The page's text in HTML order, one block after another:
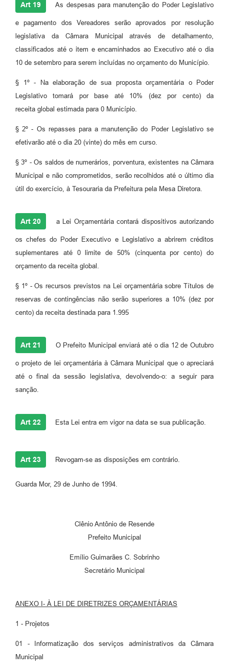
Art 19 As despesas para manutenção do Poder Legislativo
e pagamento dos Vereadores serão aprovados por resolução
legislativa da Câmara Municipal através de detalhamento,
classificados até o item e encaminhados ao Executivo até o dia
10 de setembro para serem incluídas no orçamento do Município.
§ 1º - Na elaboração de sua proposta orçamentária o Poder
Legislativo tomará por base até 10% (dez por cento) da
receita global estimada para 0 Município.
§ 2º - Os repasses para a manutenção do Poder Legislativo se
efetivarão até o dia 20 (vinte) do mês em curso.
§ 3º - Os saldos de numerários, porventura, existentes na Câmara
Municipal e não comprometidos, serão recolhidos até o último dia
útil do exercício, à Tesouraria da Prefeitura pela Mesa Diretora.
Art 20 a Lei Orçamentária contará dispositivos autorizando
os chefes do Poder Executivo e Legislativo a abrirem créditos
suplementares até 0 limite de 50% (cinquenta por cento) do
orçamento da receita global.
§ 1º - Os recursos previstos na Lei orçamentária sobre Títulos de
reservas de contingências não serão superiores a 10% (dez por
cento) da receita destinada para 1.995
Art 21 O Prefeito Municipal enviará até o dia 12 de Outubro
o projeto de lei orçamentária à Câmara Municipal que o apreciará
até o final da sessão legislativa, devolvendo-o: a seguir para
sanção.
Art 22 Esta Lei entra em vigor na data se sua publicação.
Art 23 Revogam-se as disposições em contrário.
Guarda Mor, 29 de Junho de 1994.
Clênio Antônio de Resende
Prefeito Municipal
Emílio Guimarães C. Sobrinho
Secretário Municipal
ANEXO I- À LEI DE DIRETRIZES ORÇAMENTÁRIAS
1 - Projetos
01 - Informatização dos serviços administrativos da Câmara
Municipal